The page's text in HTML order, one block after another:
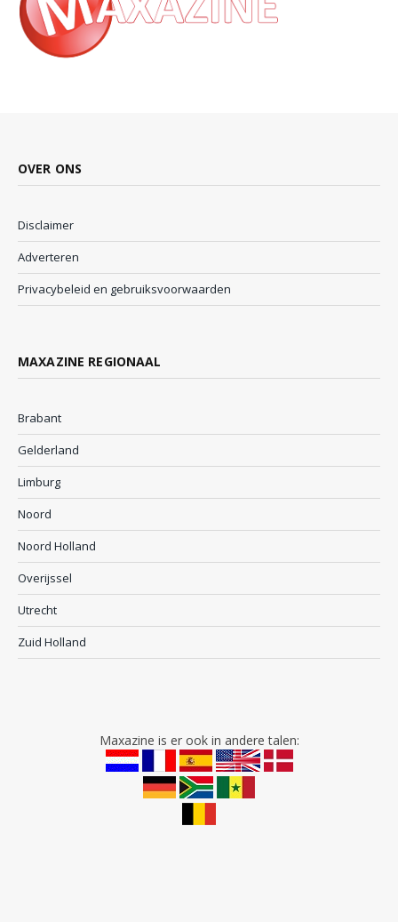
OVER ONS
Disclaimer
Adverteren
Privacybeleid en gebruiksvoorwaarden
MAXAZINE REGIONAAL
Brabant
Gelderland
Limburg
Noord
Noord Holland
Overijssel
Utrecht
Zuid Holland
Maxazine is er ook in andere talen: